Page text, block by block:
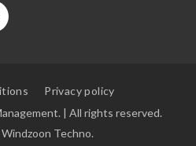
| All rights reserved.
Privacy policy
Windzoon Techno.